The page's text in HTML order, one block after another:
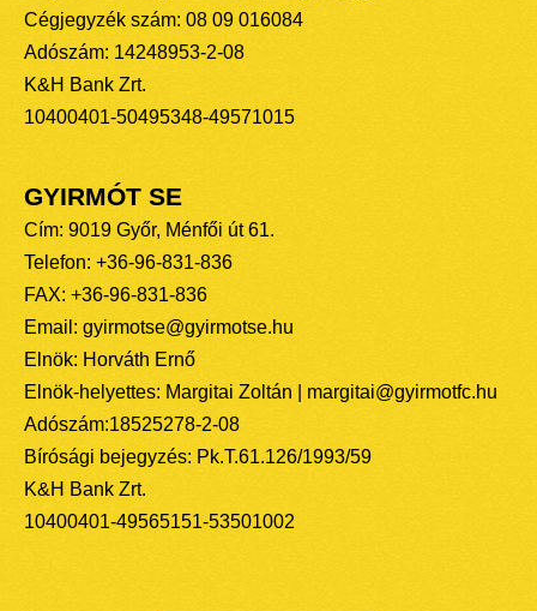
Cégjegyzék szám: 08 09 016084
Adószám: 14248953-2-08
K&H Bank Zrt.
10400401-50495348-49571015
GYIRMÓT SE
Cím: 9019 Győr, Ménfői út 61.
Telefon: +36-96-831-836
FAX: +36-96-831-836
Email: gyirmotse@gyirmotse.hu
Elnök: Horváth Ernő
Elnök-helyettes: Margitai Zoltán | margitai@gyirmotfc.hu
Adószám:18525278-2-08
Bírósági bejegyzés: Pk.T.61.126/1993/59
K&H Bank Zrt.
10400401-49565151-53501002